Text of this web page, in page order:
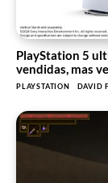
PlayStation 5
vendidas, mas
PLAYSTATION DAVID